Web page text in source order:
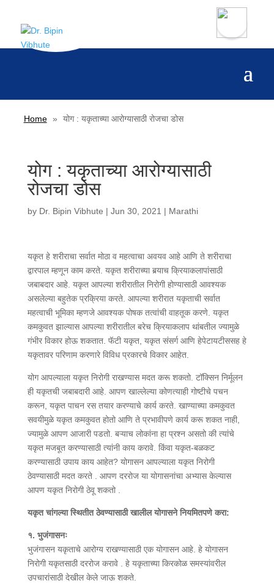
Home » योग : यकृताच्या आरोग्यासाठी रोजचा डोस
योग : यकृताच्या आरोग्यासाठी
रोजचा डोस
by Dr. Bipin Vibhute | Jun 30, 2021 | Marathi
यकृत हे शरीराचा सर्वात मोठा व महत्वाचा अवयव आहे आणि ते शरीराचा
द्वारपाल म्हणून काम करते. यकृत शरीराच्या बर्‍याच क्रियाकलापांसाठी
जबाबदार आहे. यकृत आपल्या शरीरातील निरोगी होण्यासाठी आवश्यक
असलेल्या बहुतेक प्रक्रिया करते. आपल्या शरीरात यकृताची सर्वात
महत्वाची भूमिका म्हणजे आवश्यक पोषक तत्वांची वाहतूक करणे. यकृत
कमकुवत झाल्यास आपल्या शरीरातील बरेच क्रियाकलाप थांबतील ज्यामुळे
गंभीर विकार होऊ शकतात. फॅटी यकृत, यकृत संसर्ग आणि हेपेटायटीससह हे
यकृतावर परिणाम करणारे विविध प्रकारचे विकार आहेत.
योग आपल्याला यकृत निरोगी राखण्यास मदत करू शकतो. टॉक्सिन निर्मूलन
ही यकृतची जबाबदारी आहे. आपण खाल्लेल्या कोणत्याही गोष्टीचे पचन
करून, यकृत पाचन रस तयार करण्याचे कार्य करते. खाण्याच्या कमकुवत
सवयीमुळे यकृत कमकुवत होतो आणि ते प्रभावीपणे कार्य करू शकत नाही,
ज्यामुळे आपण आजारी पडतो. बऱ्याच लोकांना हा प्रश्न असतो की त्यांचे
यकृत मजबूत करण्यासाठी त्यांनी काय करावे. किंवा यकृत-बळकट
करण्यासाठी उपाय काय आहेत? योगासन आपल्याला यकृत निरोगी
ठेवण्यासाठी मदत करते . आपण दररोज या योगासनांचा अभ्यास केल्यास
आपण यकृत निरोगी ठेवू शकतो .
यकृत चांगल्या स्थितीत ठेवण्यासाठी खालील योगासने नियमितपणे करा:
१. भुजंगासनः
भुजंगासन यकृताचे आरोग्य राखण्यासाठी एक योगासन आहे. हे योगासन
निरोगी यकृतसाठी दररोज करावे . हे यकृताच्या किरकोळ समस्यांवरील
उपचारांसाठी देखील केले जाऊ शकते.